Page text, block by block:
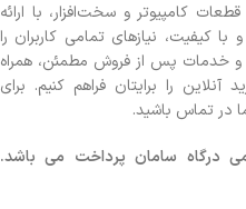
کامپیوتر و سخت‌افزار، با ارائه
کیفیت، نیازهای تمامی کاربران را
و خدمات پس از فروش مطمئن، همراه
را برایتان فراهم کنیم. برای
در تماس باشید.
درگاه سامان پرداخت می باشد.